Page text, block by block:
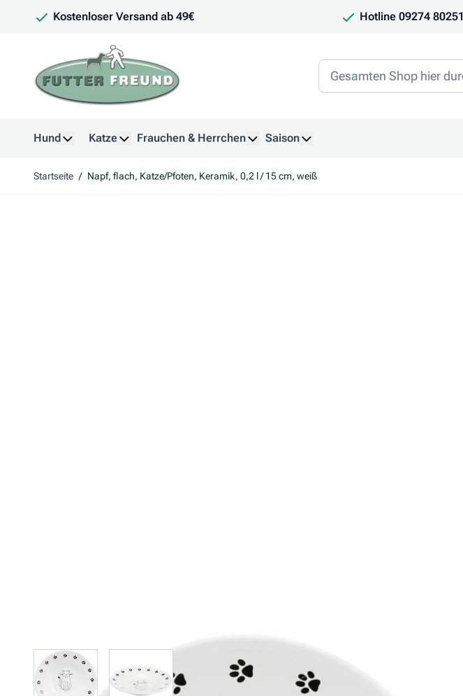
Kostenloser Versand ab 49€ Hotline 09274 80251
Hund
Katze
Frauchen & Herrchen
Saison
Startseite / Napf, flach, Katze/Pfoten, Keramik, 0,2 l / 15 cm, weiß
View larger image